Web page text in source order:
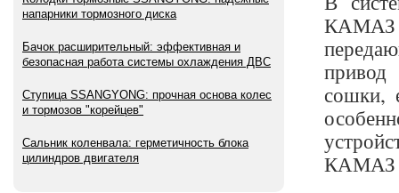
напарники тормозного диска
Бачок расширительный: эффективная и
безопасная работа системы охлаждения ДВС
Ступица SSANGYONG: прочная основа колес
и тормозов "корейцев"
Сальник коленвала: герметичность блока
цилиндров двигателя
КАМАЗ
сошки,
КАМАЗ